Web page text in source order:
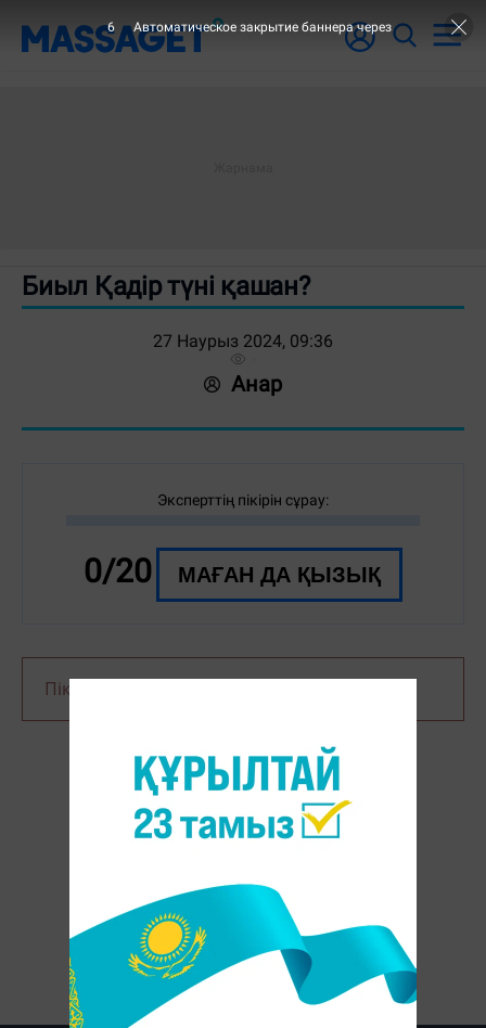
Биыл Қадір түні қашан?
27 Наурыз 2024, 09:36
Анар
Эксперттің пікірін сұрау:
0/20 МАҒАН ДА ҚЫЗЫҚ
Пікір қалдыру үшін сайтқа
ҚЫЗЫҚТЫРҒАН СҰРАҚТАР:
6 Автоматическое закрытие баннера через